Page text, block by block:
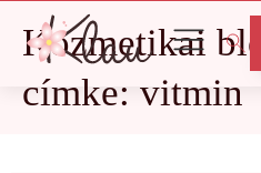
Kozmetikai
címke: vitmin